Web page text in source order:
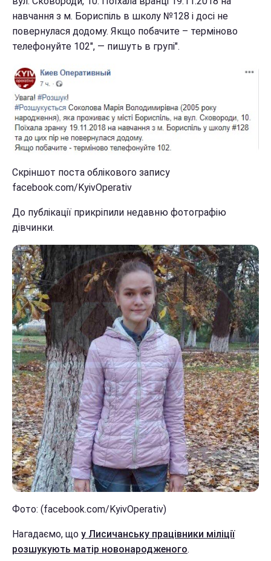
навчання з м. Бориспіль в школу №128 і досі не
повернулася додому. Якщо побачите – терміново
телефонуйте 102", — пишуть в групі".
Скріншот поста облікового запису
facebook.com/KyivOperativ
До публікації прикріпили недавню фотографію
дівчинки.
Фото: (facebook.com/KyivOperativ)
Нагадаємо, що у Лисичанську працівники міліції
розшукують матір новонародженого.